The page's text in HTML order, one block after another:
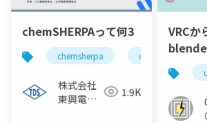
chemSHERPAって何3
chemsherpa chemical
株式会社
東興電機
1.9K
VRCか
人のた